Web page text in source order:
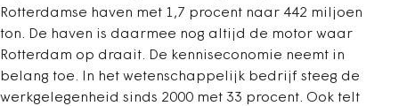
Rotterdamse haven met 1,7 procent naar 442 miljoen
ton. De haven is daarmee nog altijd de motor waar
Rotterdam op draait. De kenniseconomie neemt in
belang toe. In het wetenschappelijk bedrijf steeg de
werkgelegenheid sinds 2000 met 33 procent. Ook telt